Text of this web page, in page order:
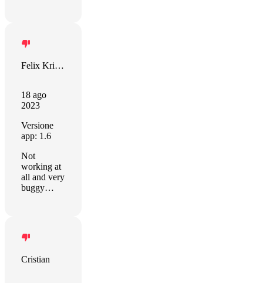
Felix Kriechbaum
18 ago
2023
Versione
app: 1.6
Not
working at
all and very
buggy…
Cristian